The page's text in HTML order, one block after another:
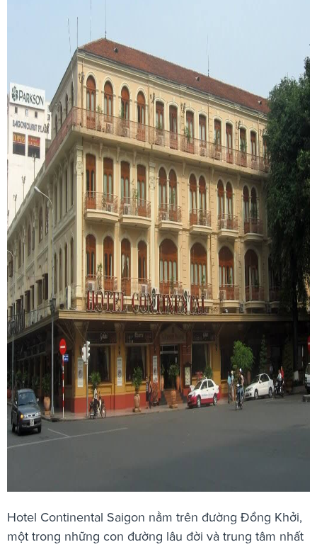
Hotel Continental Saigon nằm trên đường Đồng Khởi,
một trong những con đường lâu đời và trung tâm nhất